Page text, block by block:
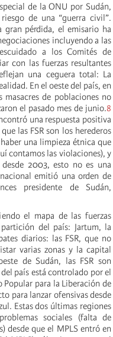
de la ONU por Sudán,
de una “guerra civil”.
gran pérdida, el emisario ha
incluyendo a las
a los Comités de
con las fuerzas resultantes
una ceguera total: La
En el oeste del país, en
masacres de poblaciones no
el pasado mes de junio.8
una respuesta positiva
las FSR son los herederos
una limpieza étnica que
contamos las violaciones), y
2003, esto no es una
emitió una orden de
presidente de Sudán,
el mapa de las fuerzas
del país: Jartum, la
diarios: las FSR, que no
varias zonas y la capital
de Sudán, las FSR son
país está controlado por el
Popular para la Liberación de
para lanzar ofensivas desde
Estas dos últimas regiones
sociales (falta de
desde que el MPLS entró en